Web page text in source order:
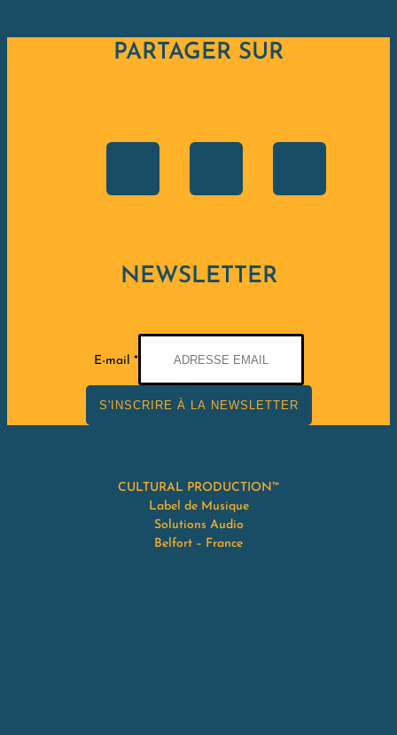
PARTAGER SUR
NEWSLETTER
E-mail *
S'INSCRIRE À LA NEWSLETTER
CULTURAL PRODUCTION™
Label de Musique
Solutions Audio
Belfort – France